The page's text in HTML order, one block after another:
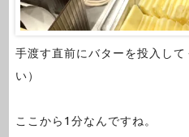
手渡す直前にバターを投入し
い）
ここから1分なんですね。